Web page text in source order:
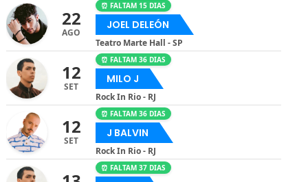
22
AGO
⏰ FALTAM 15 DIAS
JOEL DELEÓN
Teatro Marte Hall - SP
12
SET
⏰ FALTAM 36 DIAS
MILO J
Rock In Rio - RJ
12
SET
⏰ FALTAM 36 DIAS
J BALVIN
Rock In Rio - RJ
⏰ FALTAM 37 DIAS